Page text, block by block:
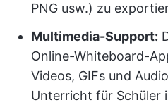
PNG usw.) zu
Multimedia-Support:
Online-Whiteboard-
Videos, GIFs und
Unterricht für Schüler